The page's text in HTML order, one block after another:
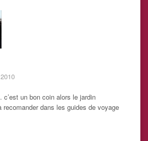
un bon coin alors le jardin
recomander dans les guides de voyage